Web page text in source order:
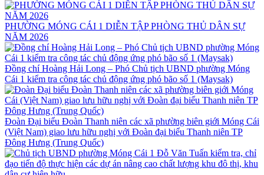
PHƯỜNG MÓNG CÁI 1 DIỄN TẬP PHÒNG THỦ DÂN SỰ
NĂM 2026
Đồng chí Hoàng Hải Long – Phó Chủ tịch UBND phường Móng
Cái 1 kiểm tra công tác chủ động ứng phó bão số 1 (Maysak)
Đoàn Đại biểu Đoàn Thanh niên các xã phường biên giới Móng Cái
(Việt Nam) giao lưu hữu nghị với Đoàn đại biểu Thanh niên TP
Đông Hưng (Trung Quốc)